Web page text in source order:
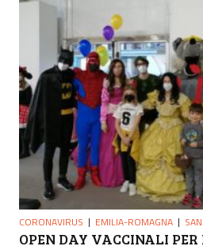
CORONAVIRUS EMILIA-ROMAGNA
OPEN DAY VACCINALI